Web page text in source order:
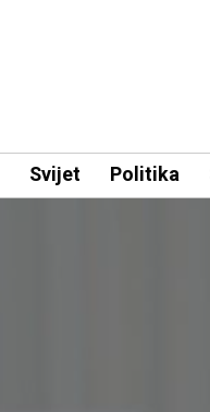
Svijet Politika